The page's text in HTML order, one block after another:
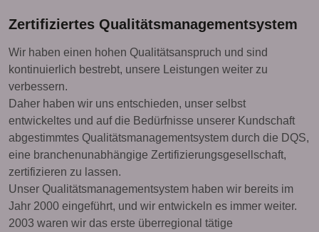
Zertifiziertes Qualitätsmanagementsystem
Wir haben einen hohen Qualitätsanspruch und sind
kontinuierlich bestrebt, unsere Leistungen weiter zu
verbessern.
Daher haben wir uns entschieden, unser selbst
entwickeltes und auf die Bedürfnisse unserer Kundschaft
abgestimmtes Qualitätsmanagementsystem durch die DQS,
eine branchenunabhängige Zertifizierungsgesellschaft,
zertifizieren zu lassen.
Unser Qualitätsmanagementsystem haben wir bereits im
Jahr 2000 eingeführt, und wir entwickeln es immer weiter.
2003 waren wir das erste überregional tätige